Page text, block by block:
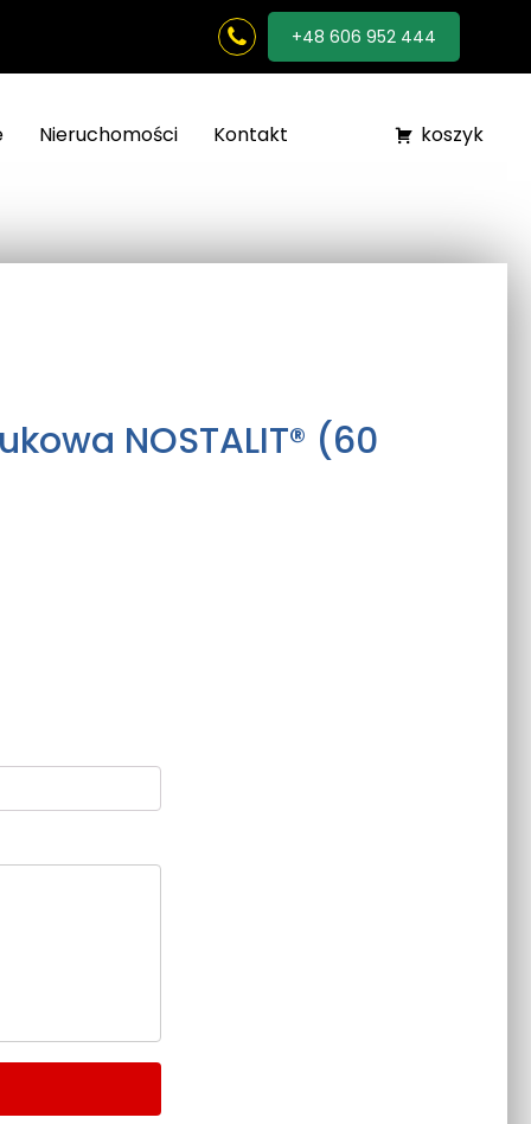
+48 606 952 444
Nieruchomości Kontakt koszyk
NOSTALIT® (60